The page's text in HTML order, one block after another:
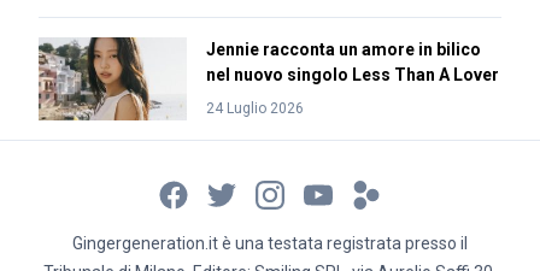
Jennie racconta un amore in bilico
nel nuovo singolo Less Than A Lover
24 Luglio 2026
Gingergeneration.it è una testata registrata presso il